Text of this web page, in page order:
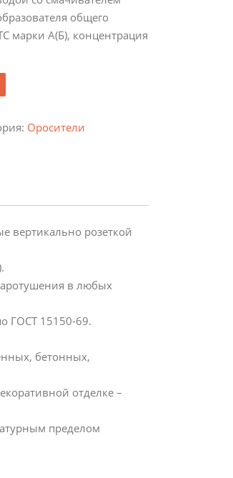
общего
марки А(Б), концентрация
Оросители
вертикально розеткой
в любых
ГОСТ 15150-69.
бетонных,
отделке –
пределом